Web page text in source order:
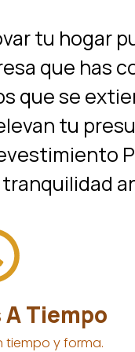
tu hogar
que has
que se
tu
tranquilidad
Tiempo
tiempo y forma.